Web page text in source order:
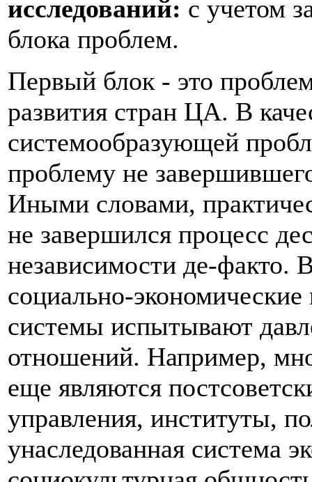
исследований: с учетом
блока проблем.
Первый блок - это
развития стран ЦА. В
системообразующей
проблему не
Иными словами,
не завершился процесс
независимости де-факто.
социально-
системы испытывают
отношений. Например,
еще являются
управления, институты,
унаследованная система